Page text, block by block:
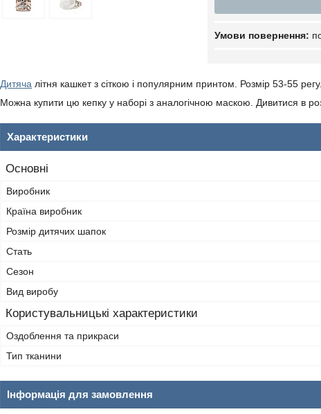
Дитяча літня кашкет з сіткою і популярним принтом. Розмір 53-55
Можна купити цю кепку у наборі з аналогічною маскою. Дивитися в
Характеристики
Основні
Виробник
Країна виробник
Розмір дитячих шапок
Стать
Сезон
Вид виробу
Користувальницькі характеристики
Оздоблення та прикраси
Тип тканини
Інформація для замовлення